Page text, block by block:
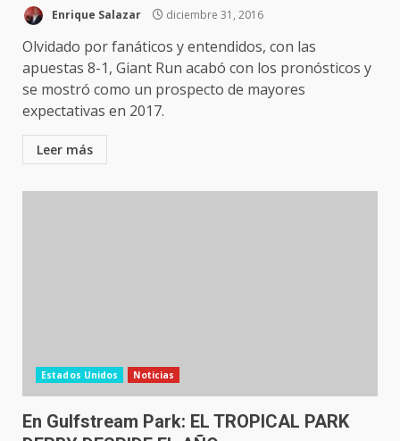
Enrique Salazar diciembre 31, 2016
Olvidado por fanáticos y entendidos, con las
apuestas 8-1, Giant Run acabó con los pronósticos y
se mostró como un prospecto de mayores
expectativas en 2017.
Leer más
Estados Unidos Noticias
En Gulfstream Park: EL TROPICAL PARK